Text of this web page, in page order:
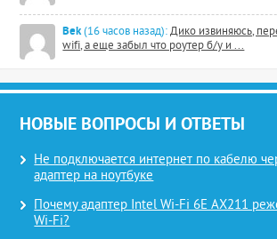
Bek(16 часов назад): Дико извиняюсь,
wifi, а еще забыл что роутер б/у и ...
НОВЫЕ ВОПРОСЫ И ОТВЕТЫ
Не подключается интернет по кабелю
адаптер на ноутбуке
Почему адаптер Intel Wi-Fi 6E AX211
Wi-Fi?